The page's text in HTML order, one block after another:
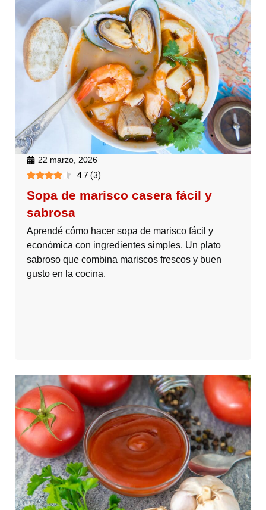
22 marzo, 2026
4.7 (3)
Sopa de marisco casera fácil y
sabrosa
Aprendé cómo hacer sopa de marisco fácil y
económica con ingredientes simples. Un plato
sabroso que combina mariscos frescos y buen
gusto en la cocina.